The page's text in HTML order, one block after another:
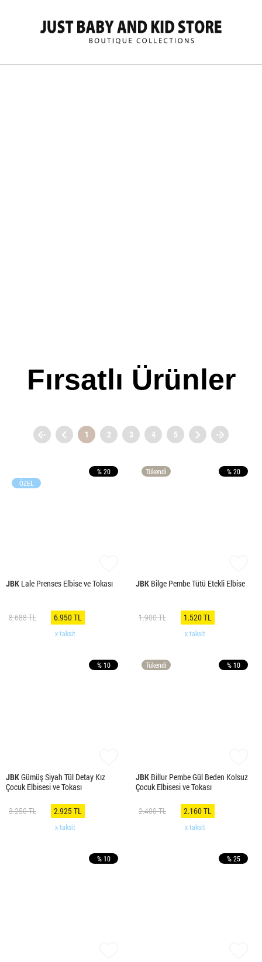
Fırsatlı Ürünler
1 2 3 4 5
JBK Lale Prenses Elbise ve Tokası
% 20
ÖZEL
8.688 TL 6.950 TL
x taksit
JBK Bilge Pembe Tütü Etekli Elbise
% 20
Tükendi
1.900 TL 1.520 TL
x taksit
JBKGümüş Siyah Tül Detay Kız
Çocuk Elbisesi ve Tokası
% 10
3.250 TL 2.925 TL
x taksit
JBK Billur Pembe Gül Beden Kolsuz
Çocuk Elbisesi ve Tokası
% 10
Tükendi
2.400 TL 2.160 TL
x taksit
% 10 % 25